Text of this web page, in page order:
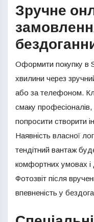
Зручне
Оформити покупку в
хвилини через
або за телефоном.
смаку
попросити створити
Наявність власної
тендітний вантаж
комфортних умовах і
Фотозвіт після
впевненість у